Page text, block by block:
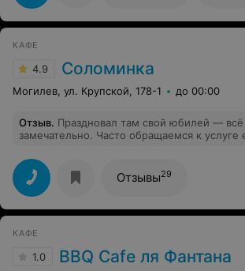
КАФЕ
4.9 Соломинка
Могилев, ул. Крупской, 178-1 до 00:00
Отзыв. Праздновал там свой юбилей —
замечательно. Часто обращаемся к услуге
мероприятие на природе, а готовить самим
возможности. В таких случаях “Соломинка”
выручает: можно заранее договориться и
готовые блюда. Еда всегда очень вкусная,
остаются довольны.
Отзывы29
КАФЕ
1.0 BBQ Cafe ля Фантана